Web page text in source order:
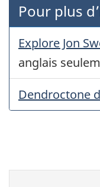
Pour plus
Explore Jon
anglais
Dendroctone